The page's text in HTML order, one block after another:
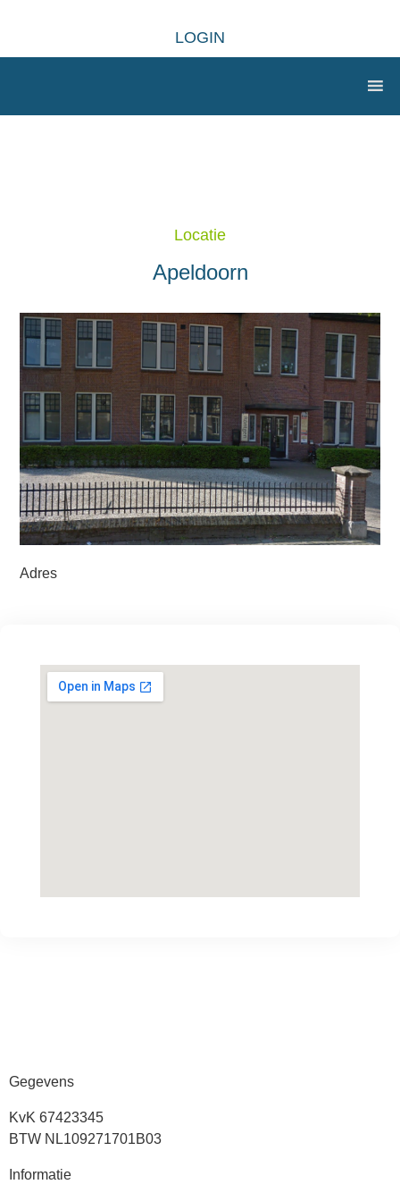
LOGIN
Locatie
Apeldoorn
Adres
Gegevens
KvK 67423345
BTW NL109271701B03
Informatie